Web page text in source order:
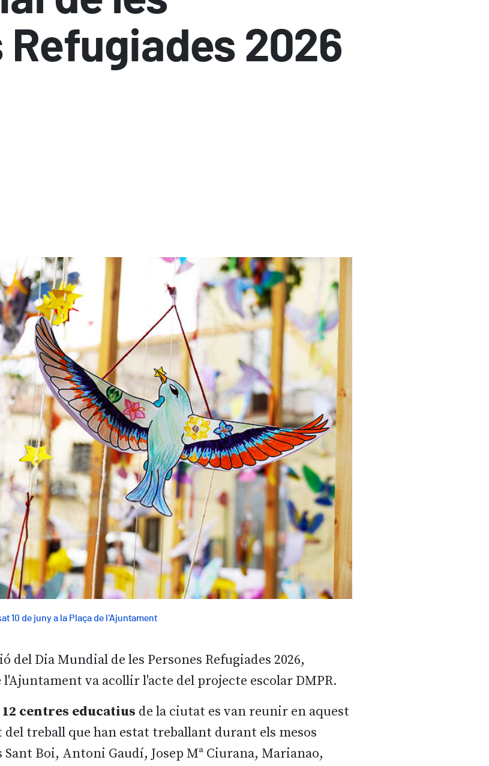
Refugiades 2026
10 de juny a la Plaça de l'Ajuntament
del Dia Mundial de les Persones Refugiades 2026,
l'Ajuntament va acollir l'acte del projecte escolar DMPR.
centres educatius de la ciutat es van reunir en aquest
treball que han estat treballant durant els mesos
Boi, Antoni Gaudí, Josep Mª Ciurana, Marianao,